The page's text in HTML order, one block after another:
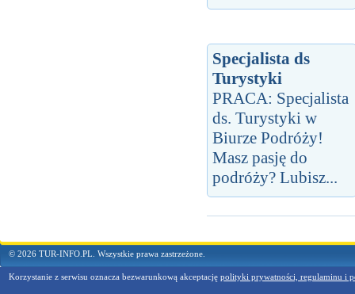
Specjalista ds
Turystyki
PRACA: Specjalista
ds. Turystyki w
Biurze Podróży!
Masz pasję do
podróży? Lubisz...
© 2026 TUR-INFO.PL. Wszystkie prawa zastrzeżone.
Korzystanie z serwisu oznacza bezwarunkową akceptację polityki prywatności, regulaminu i